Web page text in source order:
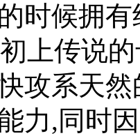
时候拥
上传说
攻系天
力,同时